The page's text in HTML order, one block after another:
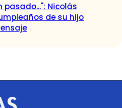
Nicolás
de su hijo